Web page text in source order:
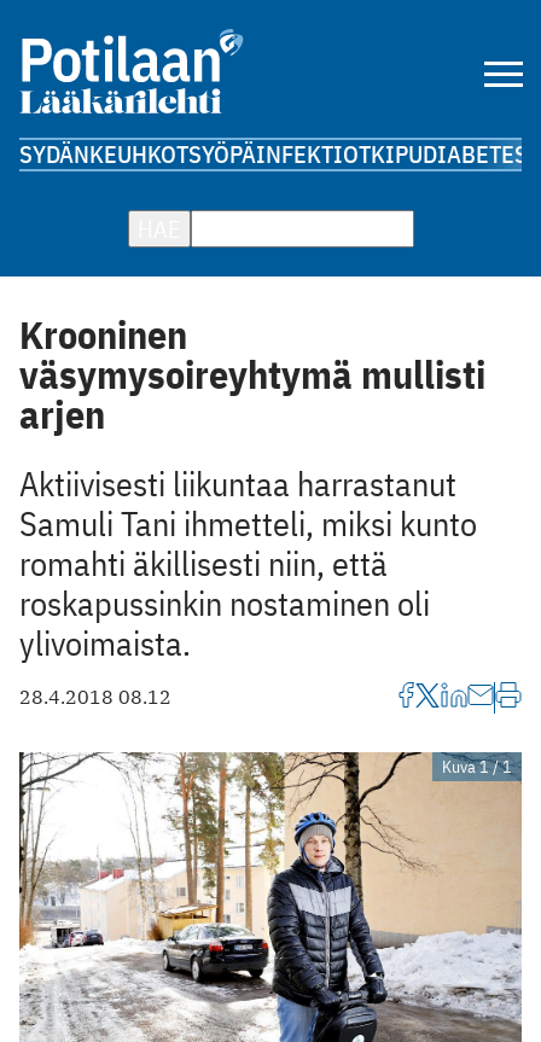
SYDÄNKEUHKOTSYÖPÄINFEKTIOTKIPUDIABETES
Krooninen
väsymysoireyhtymä mullisti
arjen
Aktiivisesti liikuntaa harrastanut
Samuli Tani ihmetteli, miksi kunto
romahti äkillisesti niin, että
roskapussinkin nostaminen oli
ylivoimaista.
28.4.2018 08.12
Kuva 1 / 1